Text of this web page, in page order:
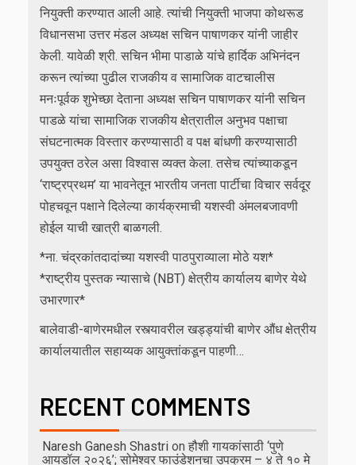
नियुक्ती करण्यात आली आहे. त्यांची नियुक्ती भाजपा कोथरूड
विधानसभा उत्तर मंडल अध्यक्ष सचिन पाषाणकर यांनी जाहीर
केली. यावेळी श्री. सचिन भीमा पाडाळे यांचे हार्दिक अभिनंदन
करून त्यांच्या पुढील राजकीय व सामाजिक वाटचालीस
मनःपूर्वक शुभेच्छा देताना अध्यक्ष सचिन पाषाणकर यांनी सचिन
पाडळे यांचा सामाजिक राजकीय क्षेत्रातील अनुभव पक्षाचा
संघटनात्मक विस्तार करण्यासाठी व पक्ष बांधणी करण्यासाठी
उपयुक्त ठरेल असा विश्वास व्यक्त केला. तसेच त्यांच्याकडून
‘राष्ट्रप्रथम’ या भावनेतून भारतीय जनता पार्टीचा विचार सर्वदूर
पोहचवून पक्षाने दिलेल्या कार्यक्रमाची यशस्वी अंमलबजावणी
होईल याची खात्री बाळगली.
*ना. चंद्रकांतदादांच्या यशस्वी पाठपुराव्याला मोठे यश*
*राष्ट्रीय पुस्तक न्यासाचे (NBT) क्षेत्रीय कार्यालय बाणेर येथे
उभारणार*
बालेवाडी-बाणेरमधील रस्त्यावरील खड्ड्यांची बाणेर औंध क्षेत्रीय
कार्यालयातील सहाय्यक आयुक्तांकडून पाहणी…
RECENT COMMENTS
Naresh Ganesh Shastri on हौशी गायकांसाठी ‘पुणे
आयडॉल २०२६’; सोमेश्वर फाउंडेशनचा उपक्रम – ४ ते १० मे